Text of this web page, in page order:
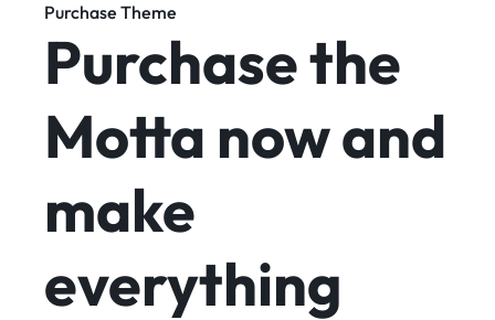
Purchase Theme
Purchase the
Motta now and
make
everything